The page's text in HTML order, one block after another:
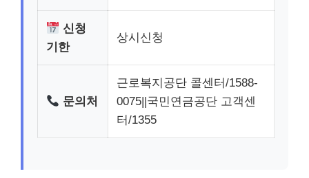
신청
기한
상시신청
문의처
근로복지공단 콜센터/1588-
0075||국민연금공단 고객센
터/1355